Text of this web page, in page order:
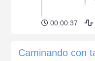
00:00:37